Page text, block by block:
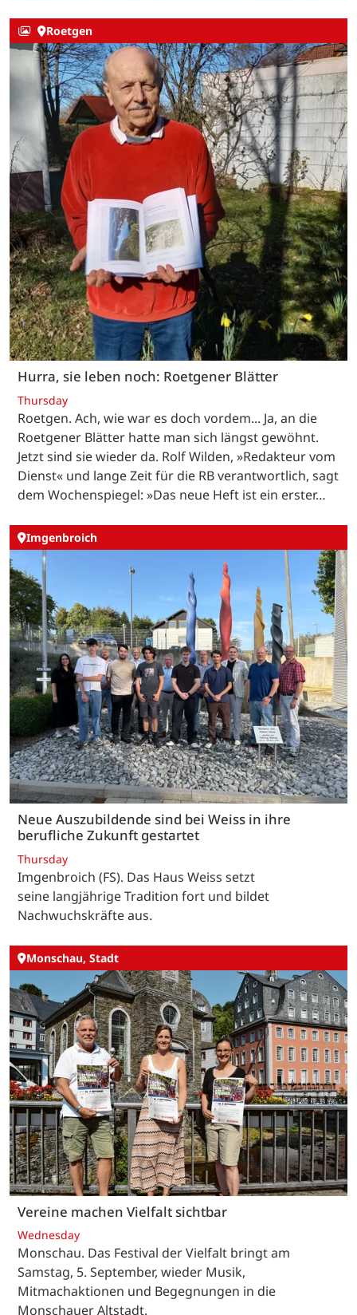
Roetgen
Hurra, sie leben noch: Roetgener Blätter
Thursday
Roetgen. Ach, wie war es doch vordem... Ja, an die
Roetgener Blätter hatte man sich längst gewöhnt.
Jetzt sind sie wieder da. Rolf Wilden, »Redakteur vom
Dienst« und lange Zeit für die RB verantwortlich, sagt
dem Wochenspiegel: »Das neue Heft ist ein erster…
Imgenbroich
Neue Auszubildende sind bei Weiss in ihre
berufliche Zukunft gestartet
Thursday
Imgenbroich (FS). Das Haus Weiss setzt
seine langjährige Tradition fort und bildet
Nachwuchskräfte aus.
Monschau, Stadt
Vereine machen Vielfalt sichtbar
Wednesday
Monschau. Das Festival der Vielfalt bringt am
Samstag, 5. September, wieder Musik,
Mitmachaktionen und Begegnungen in die
Monschauer Altstadt.